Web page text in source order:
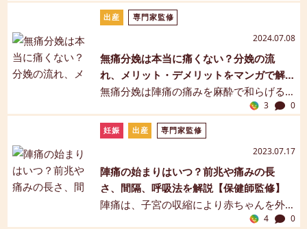
無痛分娩は本当に痛くない？分娩の流
れ、メリット・デメリットをマンガで解
説【保健師監修】
無痛分娩は陣痛の痛みを麻酔で和らげる
分娩法で、一般的には、硬膜外麻酔を用
います。計画無痛分娩と自然に陣痛が来
るのを待ってから行なわれる方法の二種
類があります。この記事では、無痛分娩
の概要、種類、分娩の流れ、メリット・
デメリットなどについてご紹介します。
【保健師監修】【マンガ解説】
出産 専門家監修
2024.07.08
3 0
陣痛の始まりはいつ？前兆や痛みの長
さ、間隔、呼吸法を解説【保健師監修】
陣痛は、子宮の収縮により赤ちゃんを外
に押し出すときに生じる痛みです。出産
妊娠 出産 専門家監修
2023.07.17
4 0